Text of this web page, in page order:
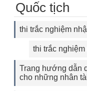
Quốc tịch
thi trắc nghiệm
thi trắc
Trang hướng dẫn
cho những nhân